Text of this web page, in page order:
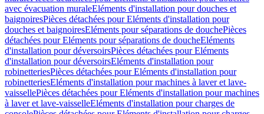
avec évacuation muraleEléments d'installation pour douches et
baignoiresPièces détachées pour Eléments d'installation pour
douches et baignoiresEléments pour séparations de douchePièces
détachées pour Eléments pour séparations de doucheEléments
d'installation pour déversoirsPièces détachées pour Eléments
d'installation pour déversoirsEléments d'installation pour
robinetteriesPièces détachées pour Eléments d'installation pour
robinetteriesEléments d'installation pour machines à laver et lave-
vaissellePièces détachées pour Eléments d'installation pour machines
à laver et lave-vaisselleEléments d'installation pour charges de